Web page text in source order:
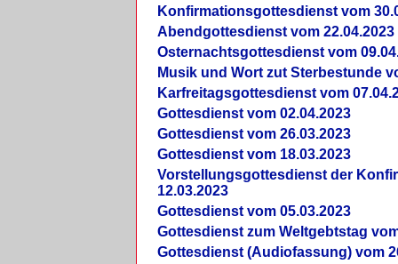
Konfirmationsgottesdienst vom
Abendgottesdienst vom 22.04.2023
Osternachtsgottesdienst vom
Musik und Wort zut Sterbestunde
Karfreitagsgottesdienst vom
Gottesdienst vom 02.04.2023
Gottesdienst vom 26.03.2023
Gottesdienst vom 18.03.2023
Vorstellungsgottesdienst der
12.03.2023
Gottesdienst vom 05.03.2023
Gottesdienst zum Weltgebtstag
Gottesdienst (Audiofassung) vom